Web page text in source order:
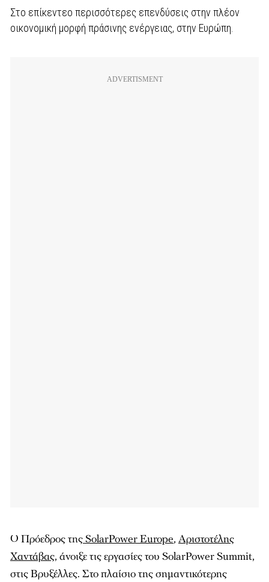
Στο επίκεντεο περισσότερες επενδύσεις στην πλέον
οικονομική μορφή πράσινης ενέργειας, στην Ευρώπη.
Ο Πρόεδρος τηςSolarPower Europe, Αριστοτέλης
Χαντάβας, άνοιξε τις εργασίες του SolarPower Summit,
στις Βρυξέλλες. Στο πλαίσιο της σημαντικότερης